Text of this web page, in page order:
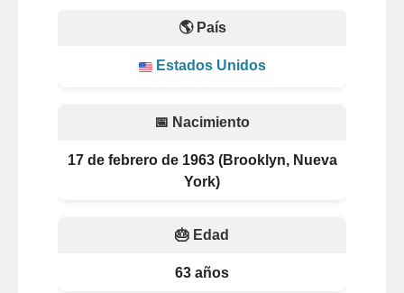
🌎 País
Estados Unidos
📅 Nacimiento
17 de febrero de 1963 (Brooklyn, Nueva
York)
🎂 Edad
63 años